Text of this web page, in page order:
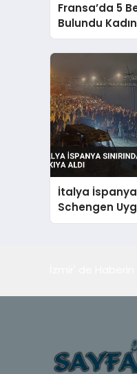
Fransa’da 5
Bulundu
Alındı
İtalya İspanya
Schengen
Askıya Aldı